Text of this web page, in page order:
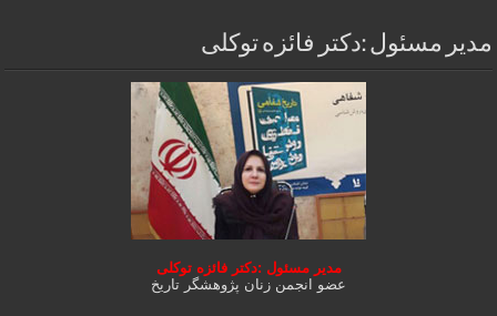
مدیر مسئول :دکتر فائزه توکلی
مدیر مسئول :دکتر فائزه توکلی
عضو انجمن زنان پژوهشگر تاریخ